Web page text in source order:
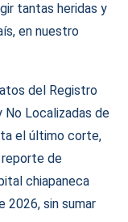
tantas heridas y
en nuestro
del Registro
No Localizadas de
el último corte,
de
chiapaneca
2026, sin sumar